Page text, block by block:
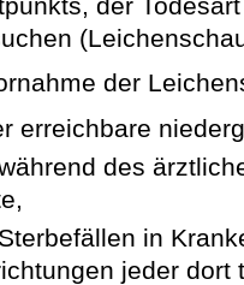
der
der
erreichbare
des
in
jeder dort